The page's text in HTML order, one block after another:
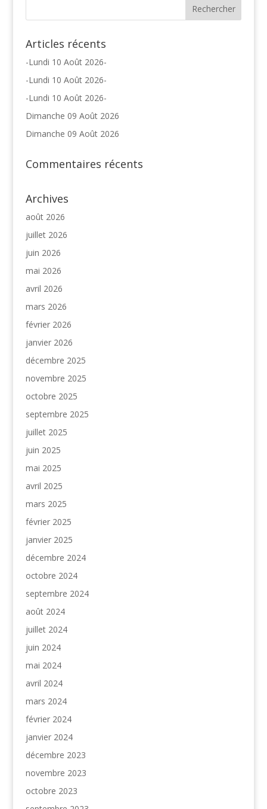
Articles récents
-Lundi 10 Août 2026-
-Lundi 10 Août 2026-
-Lundi 10 Août 2026-
Dimanche 09 Août 2026
Dimanche 09 Août 2026
Commentaires récents
Archives
août 2026
juillet 2026
juin 2026
mai 2026
avril 2026
mars 2026
février 2026
janvier 2026
décembre 2025
novembre 2025
octobre 2025
septembre 2025
juillet 2025
juin 2025
mai 2025
avril 2025
mars 2025
février 2025
janvier 2025
décembre 2024
octobre 2024
septembre 2024
août 2024
juillet 2024
juin 2024
mai 2024
avril 2024
mars 2024
février 2024
janvier 2024
décembre 2023
novembre 2023
octobre 2023